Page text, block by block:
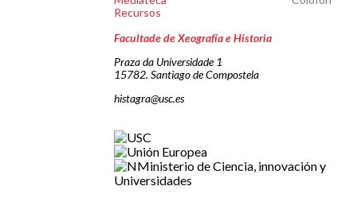
Recursos
Facultade de Xeografía e Historia
Praza da Universidade 1
15782. Santiago de Compostela
histagra@usc.es